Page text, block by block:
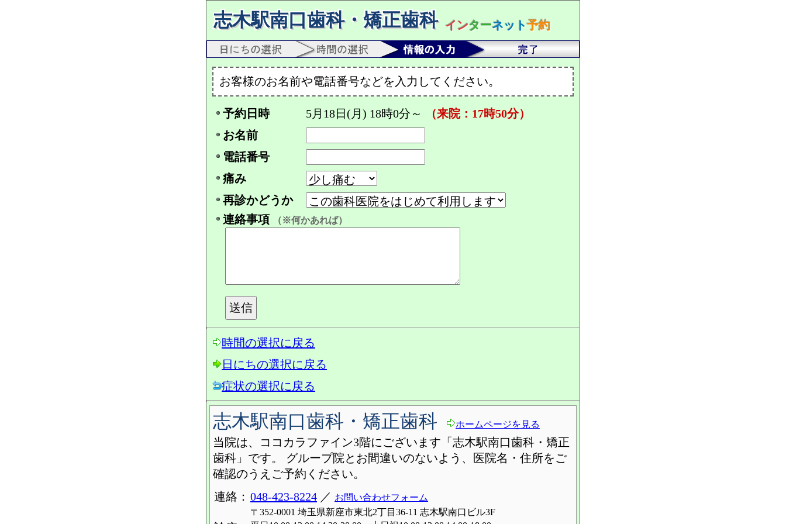
志木駅南口歯科・矯正歯科 インターネット予約
お客様のお名前や電話番号などを入力してください。
予約日時 5月18日(月) 18時0分～
（来院：17時50分）
お名前
電話番号
痛み
再診かどうか
連絡事項
（※何かあれば）
時間の選択に戻る
日にちの選択に戻る
症状の選択に戻る
志木駅南口歯科・矯正歯科 ホームページを見る
当院は、ココカラファイン3階にございます「志木駅南口歯科・矯正
歯科」です。 グループ院とお間違いのないよう、医院名・住所をご
確認のうえご予約ください。
連絡： 048-423-8224 ／ お問い合わせフォーム
〒352-0001 埼玉県新座市東北2丁目36-11 志木駅南口ビル3F